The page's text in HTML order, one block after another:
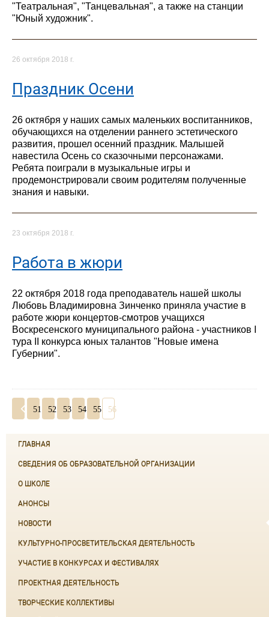
"Театральная", "Танцевальная", а также на станции
"Юный художник".
26 октября 2018 г.
Праздник Осени
26 октября у наших самых маленьких воспитанников,
обучающихся на отделении раннего эстетического
развития, прошел осенний праздник. Малышей
навестила Осень со сказочными персонажами.
Ребята поиграли в музыкальные игры и
продемонстрировали своим родителям полученные
знания и навыки.
23 октября 2018 г.
Работа в жюри
22 октября 2018 года преподаватель нашей школы
Любовь Владимировна Зинченко приняла участие в
работе жюри концертов-смотров учащихся
Воскресенского муниципального района - участников I
тура II конкурса юных талантов "Новые имена
Губернии".
51 52 53 54 55 56
ГЛАВНАЯ
СВЕДЕНИЯ ОБ ОБРАЗОВАТЕЛЬНОЙ ОРГАНИЗАЦИИ
О ШКОЛЕ
АНОНСЫ
НОВОСТИ
КУЛЬТУРНО-ПРОСВЕТИТЕЛЬСКАЯ ДЕЯТЕЛЬНОСТЬ
УЧАСТИЕ В КОНКУРСАХ И ФЕСТИВАЛЯХ
ПРОЕКТНАЯ ДЕЯТЕЛЬНОСТЬ
ТВОРЧЕСКИЕ КОЛЛЕКТИВЫ